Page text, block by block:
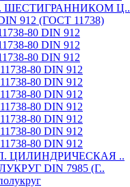
ШЕСТИГРАННИКОМ Ц..
912 (ГОСТ 11738)
80 DIN 912
80 DIN 912
80 DIN 912
80 DIN 912
80 DIN 912
80 DIN 912
80 DIN 912
80 DIN 912
80 DIN 912
80 DIN 912
ЦИЛИНДРИЧЕСКАЯ ..
DIN 7985 (Г..